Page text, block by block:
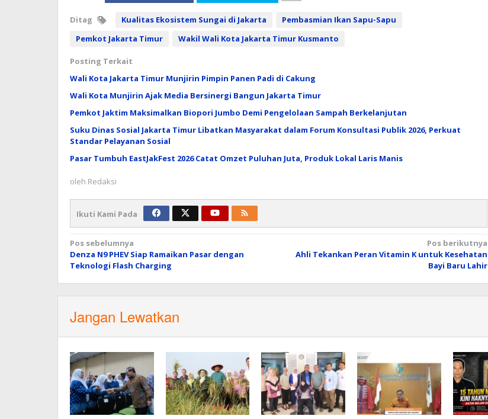
Ditag Kualitas Ekosistem Sungai di Jakarta
Pembasmian Ikan Sapu-Sapu
Pemkot Jakarta Timur
Wakil Wali Kota Jakarta Timur Kusmanto
Posting Terkait
Wali Kota Jakarta Timur Munjirin Pimpin Panen Padi di Cakung
Wali Kota Munjirin Ajak Media Bersinergi Bangun Jakarta Timur
Pemkot Jaktim Maksimalkan Biopori Jumbo Demi Pengelolaan Sampah Berkelanjutan
Suku Dinas Sosial Jakarta Timur Libatkan Masyarakat dalam Forum Konsultasi Publik 2026, Perkuat
Standar Pelayanan Sosial
Pasar Tumbuh EastJakFest 2026 Catat Omzet Puluhan Juta, Produk Lokal Laris Manis
oleh Redaksi
Ikuti Kami Pada
Navigasi
pos
Pos sebelumnya
Denza N9 PHEV Siap Ramaikan Pasar dengan
Teknologi Flash Charging
Pos berikutnya
Ahli Tekankan Peran Vitamin K untuk Kesehatan
Bayi Baru Lahir
Jangan Lewatkan